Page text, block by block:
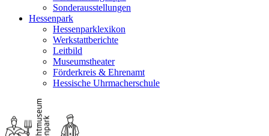
Sonderausstellungen
Hessenpark
Hessenparklexikon
Werkstattberichte
Leitbild
Museumstheater
Förderkreis & Ehrenamt
Hessische Uhrmacherschule